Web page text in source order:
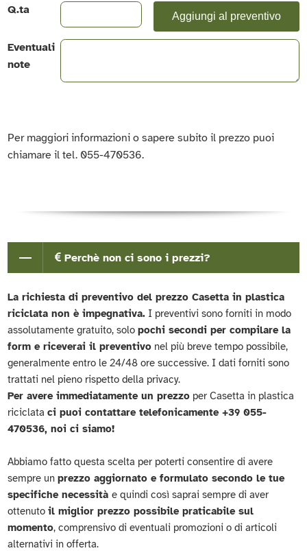
Q.ta Aggiungi al preventivo
Eventuali
note
Per maggiori informazioni o sapere subito il prezzo puoi
chiamare il tel. 055-470536.
Perchè non ci sono i prezzi?
La richiesta di preventivo del prezzo Casetta in plastica
riciclata non è impegnativa. I preventivi sono forniti in modo
assolutamente gratuito, solopochi secondi per compilare la
form e riceverai il preventivo nel più breve tempo possibile,
generalmente entro le 24/48 ore successive. I dati forniti sono
trattati nel pieno rispetto della privacy.
Per avere immediatamente un prezzo per Casetta in plastica
riciclataci puoi contattare telefonicamente +39 055-
470536, noi ci siamo!
Abbiamo fatto questa scelta per poterti consentire di avere
sempre unprezzo aggiornato e formulato secondo le tue
specifiche necessitàe quindi così saprai sempre di aver
ottenutoil miglior prezzo possibile praticabile sul
momento, comprensivo di eventuali promozioni o di articoli
alternativi in offerta.